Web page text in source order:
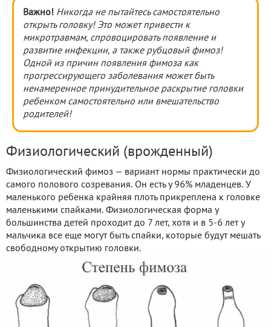
Важно! Никогда не пытайтесь самостоятельно
открыть головку! Это может привести к
микротравмам, спровоцировать появление и
развитие инфекции, а также рубцовый фимоз!
Одной из причин появления фимоза как
прогрессирующего заболевания может быть
ненамеренное принудительное раскрытие головки
ребенком самостоятельно или вмешательство
родителей!
Физиологический (врожденный)
Физиологический фимоз — вариант нормы практически до
самого полового созревания. Он есть у 96% младенцев. У
маленького ребенка крайняя плоть прикреплена к головке
маленькими спайками. Физиологическая форма у
большинства детей проходит до 7 лет, хотя и в 5-6 лет у
мальчика все еще могут быть спайки, которые будут мешать
свободному открытию головки.